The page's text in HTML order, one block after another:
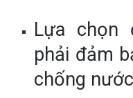
Lựa chọn
phải đảm
chống